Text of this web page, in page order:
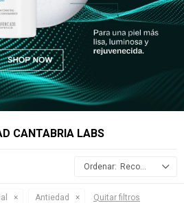
CANTABRIA LABS
Recomendados
Antiedad Quitar filtros